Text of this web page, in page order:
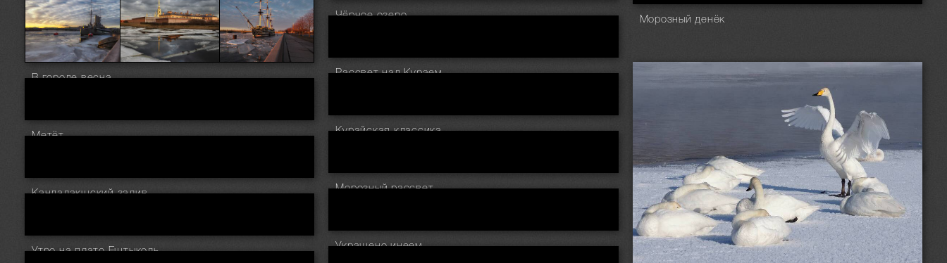
В городе весна
Чёрное озеро Морозный денёк
Рассвет над Кураем
Курайская классика
Метёт
Морозный рассвет
Кандалакшский залив
Украшено инеем
Утро на плато Ештыколь